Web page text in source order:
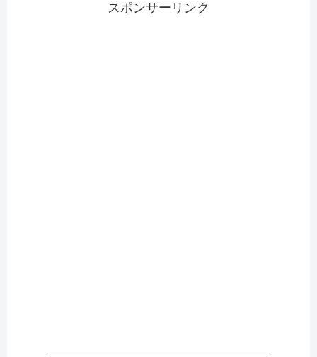
スポンサーリンク